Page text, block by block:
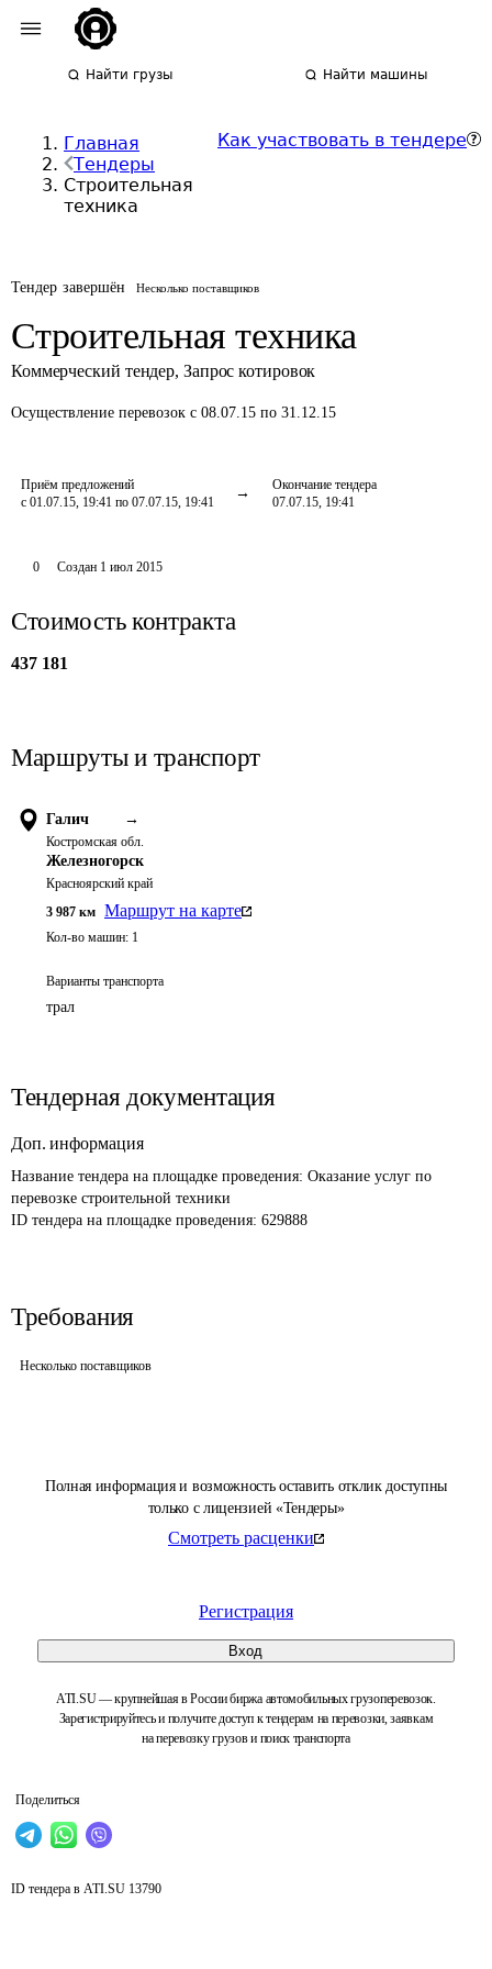
Найти грузы Найти машины
Главная
Тендеры
Строительная
техника
Как участвовать в тендере
Тендер завершён Несколько поставщиков
Строительная техника
Коммерческий тендер, Запрос котировок
Осуществление перевозок с 08.07.15 по 31.12.15
Приём предложений
с 01.07.15, 19:41 по 07.07.15, 19:41
Окончание тендера
07.07.15, 19:41
Полная информация и возможность оставить отклик доступны
только с лицензией «Тендеры»
Смотреть расценки
Регистрация
Вход
ATI.SU — крупнейшая в России биржа автомобильных грузоперевозок.
Зарегистрируйтесь и получите доступ к тендерам на перевозки, заявкам
на перевозку грузов и поиск транспорта
Поделиться
0 Создан 1 июл 2015
Стоимость контракта
437 181
Маршруты и транспорт
Галич →
Костромская обл.
Железногорск
Красноярский край
3 987 км Маршрут на карте
Кол-во машин: 1
Варианты транспорта
трал
Тендерная документация
Доп. информация
Название тендера на площадке проведения: Оказание услуг по
перевозке строительной техники
ID тендера на площадке проведения: 629888
Требования
Несколько поставщиков
ID тендера в ATI.SU 13790